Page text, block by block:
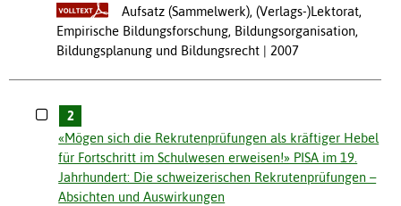
Aufsatz (Sammelwerk), (Verlags-)Lektorat,
Empirische Bildungsforschung, Bildungsorganisation,
Bildungsplanung und Bildungsrecht
2007
2
«Mögen sich die Rekrutenprüfungen als kräftiger Hebel
für Fortschritt im Schulwesen erweisen!» PISA im 19.
Jahrhundert: Die schweizerischen Rekrutenprüfungen –
Absichten und Auswirkungen